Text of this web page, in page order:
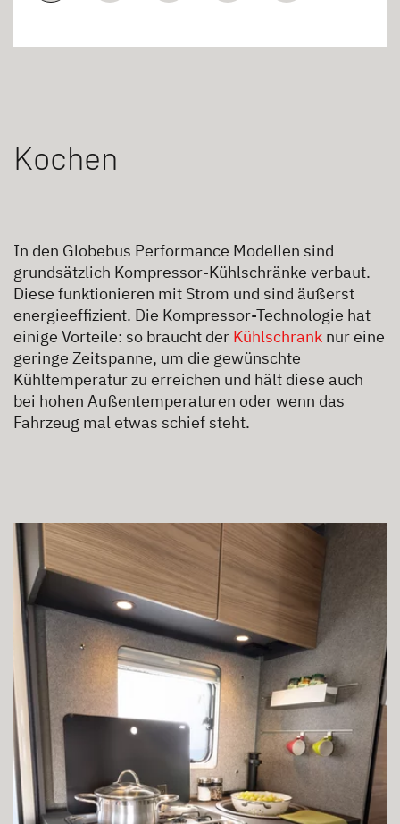
Kochen
In den Globebus Performance Modellen sind
grundsätzlich Kompressor-Kühlschränke verbaut.
Diese funktionieren mit Strom und sind äußerst
energieeffizient. Die Kompressor-Technologie hat
einige Vorteile: so braucht der Kühlschrank nur eine
geringe Zeitspanne, um die gewünschte
Kühltemperatur zu erreichen und hält diese auch
bei hohen Außentemperaturen oder wenn das
Fahrzeug mal etwas schief steht.